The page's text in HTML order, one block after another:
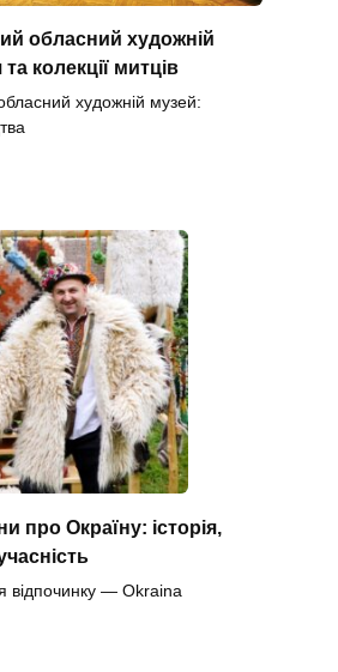
обласний художній
та колекції митців
художній музей:
про Окраїну: історія,
відпочинку — Okraina